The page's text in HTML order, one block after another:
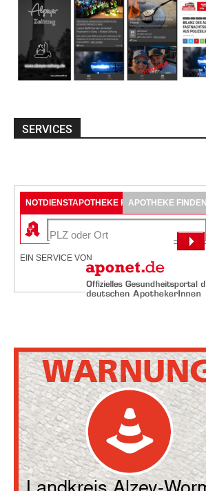
SERVICES
NOTDIENSTAPOTHEKE FINDENAPOTHEKE FINDEN
EIN SERVICE VON